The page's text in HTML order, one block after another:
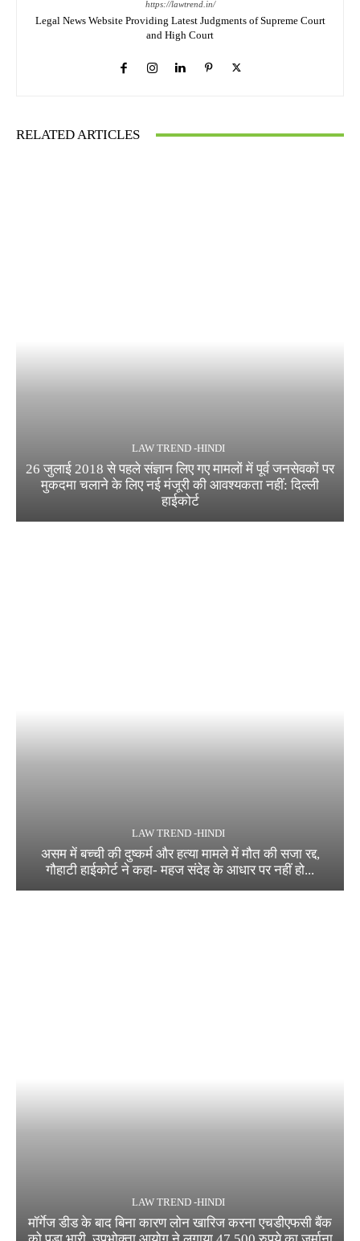
https://lawtrend.in/
Legal News Website Providing Latest Judgments of Supreme Court
and High Court
RELATED ARTICLES
LAW TREND -HINDI
26 जुलाई 2018 से पहले संज्ञान लिए गए मामलों में पूर्व जनसेवकों पर
मुकदमा चलाने के लिए नई मंजूरी की आवश्यकता नहीं: दिल्ली
हाईकोर्ट
LAW TREND -HINDI
असम में बच्ची की दुष्कर्म और हत्या मामले में मौत की सजा रद्द,
गौहाटी हाईकोर्ट ने कहा- महज संदेह के आधार पर नहीं हो...
LAW TREND -HINDI
मॉर्गेज डीड के बाद बिना कारण लोन खारिज करना एचडीएफसी बैंक